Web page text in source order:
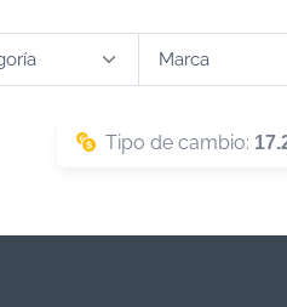
Tipo de cambio: